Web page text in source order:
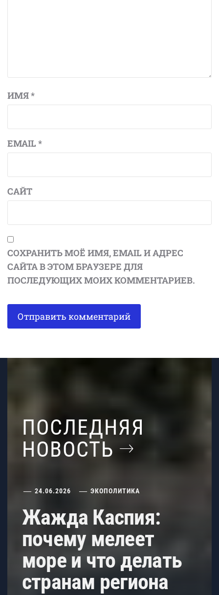
ИМЯ*
EMAIL *
САЙТ
СОХРАНИТЬ МОЁ ИМЯ, EMAIL И АДРЕС
САЙТА В ЭТОМ БРАУЗЕРЕ ДЛЯ
ПОСЛЕДУЮЩИХ МОИХ КОММЕНТАРИЕВ.
ПОСЛЕДНЯЯ
НОВОСТЬ
24.06.2026 ЭКОПОЛИТИКА
Жажда Каспия:
почему мелеет
море и что делать
странам региона